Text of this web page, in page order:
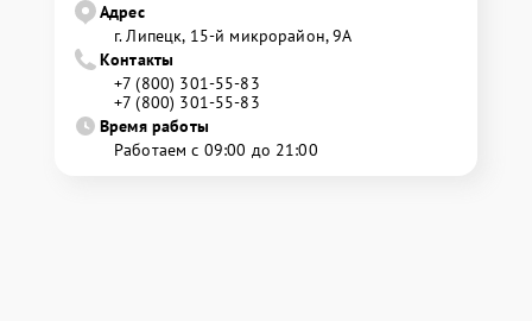
Адрес
г. Липецк, 15-й микрорайон, 9А
Контакты
+7 (800) 301-55-83
+7 (800) 301-55-83
Время работы
Работаем с 09:00 до 21:00